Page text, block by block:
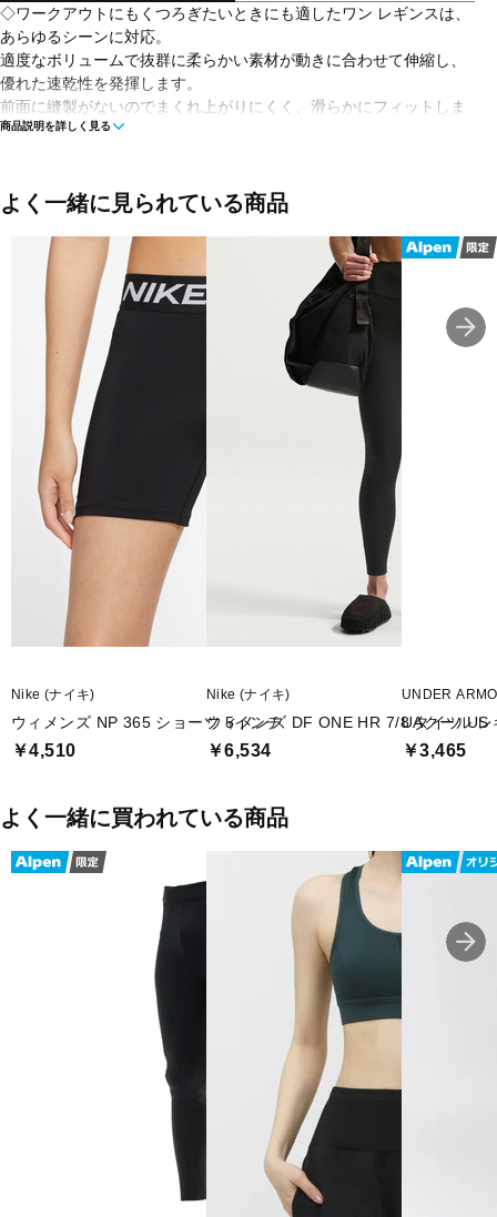
◇ワークアウトにもくつろぎたいときにも適したワン レギンスは、
あらゆるシーンに対応。
適度なボリュームで抜群に柔らかい素材が動きに合わせて伸縮し、
優れた速乾性を発揮します。
前面に縫製がないのでまくれ上がりにくく、滑らかにフィットしま
す。
まな長さのレギンスを用意しました。
複数のカラーバリエーションで自分のスタイルを完成させましょ
透け感のない素材とハイウエストデザインで、どんなに深く曲げ伸
ばししてもお尻をしっかりカバー。
縫い目の少ないデザインが滑らかで美しいフィット感を実現。
Nike Dri-FITテクノロジーが、肌から汗を逃がしてすばやく蒸発さ
せ、さらりと快適な状態をキープ。
後ろポケットは、ほとんどのスマートフォンに対応するサイズ。
■カラー(メーカー表記)：
スモークグリーン(007：STEAM/WHITE)
■素材：
本体：ポリエステル 80％ ポリウレタン 20％
■生産国：インドネシア
■2026 Spring モデル
■メーカー型番：HJ9196007
商品説明を詳しく見る
よく一緒に見られている商品
Nike (ナイキ)
ウィメンズ NP 365 ショーツ 5インチ
￥4,510
Nike (ナイキ)
ウィメンズ DF ONE HR 7/8 タイツ US
￥6,534
UNDER
UAクール レ
￥3,465
よく一緒に買われている商品